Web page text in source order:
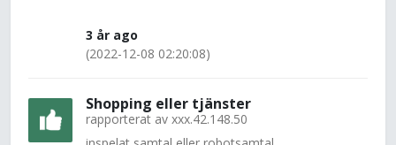
3 år ago
(2022-12-08 02:20:08)
Shopping eller tjänster
rapporterat av xxx.42.148.50